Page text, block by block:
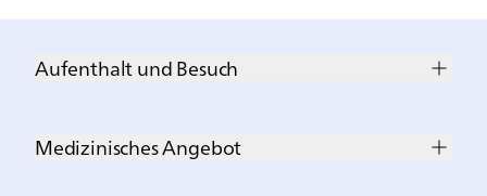
Aufenthalt und Besuch
Medizinisches Angebot